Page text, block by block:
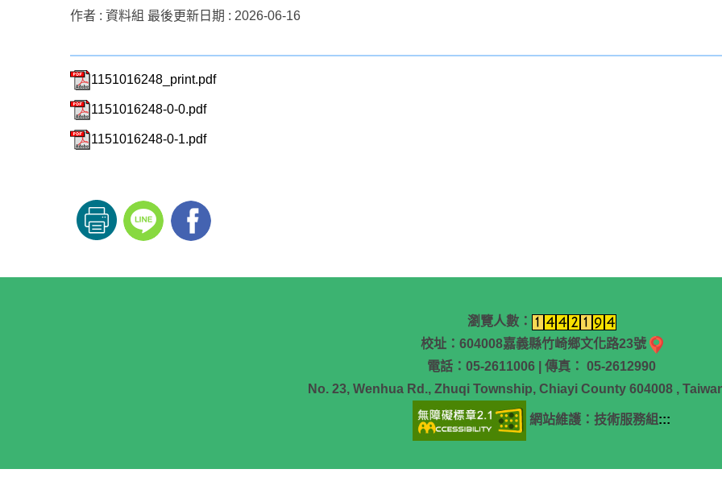
作者 : 資料組 最後更新日期 : 2026-06-16
1151016248_print.pdf
1151016248-0-0.pdf
1151016248-0-1.pdf
瀏覽人數：
校址：604008嘉義縣竹崎鄉文化路23號
電話：05-2611006 | 傳真： 05-2612990
No. 23, Wenhua Rd., Zhuqi Township, Chiayi County 604008 ,
網站維護：技術服務組:::